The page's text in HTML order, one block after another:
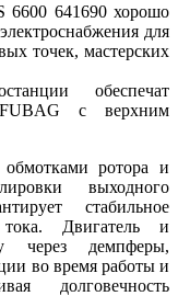
6600 641690 хорошо
для
точек, мастерских
обеспечат
FUBAG с верхним
ротора и
выходного
стабильное
Двигатель и
через демпферы,
во время работы и
долговечность